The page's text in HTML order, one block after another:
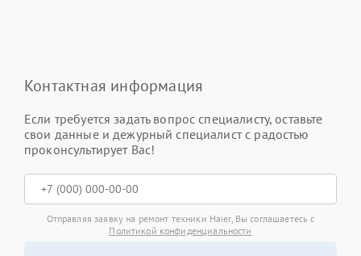
Контактная информация
Если требуется задать вопрос специалисту, оставьте
свои данные и дежурный специалист с радостью
проконсультирует Вас!
Отправляя заявку на ремонт техники Haier, Вы соглашаетесь с
Политикой конфиденциальности